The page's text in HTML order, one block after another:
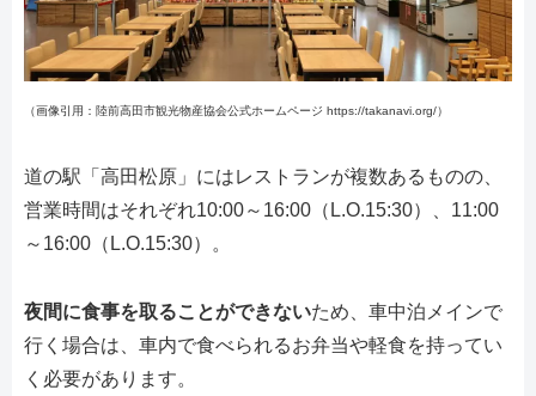
（画像引用：陸前高田市観光物産協会公式ホームページ https://takanavi.org/）
道の駅「高田松原」にはレストランが複数あるものの、
営業時間はそれぞれ10:00～16:00（L.O.15:30）、11:00
～16:00（L.O.15:30）。
夜間に食事を取ることができないため、車中泊メインで
行く場合は、車内で食べられるお弁当や軽食を持ってい
く必要があります。